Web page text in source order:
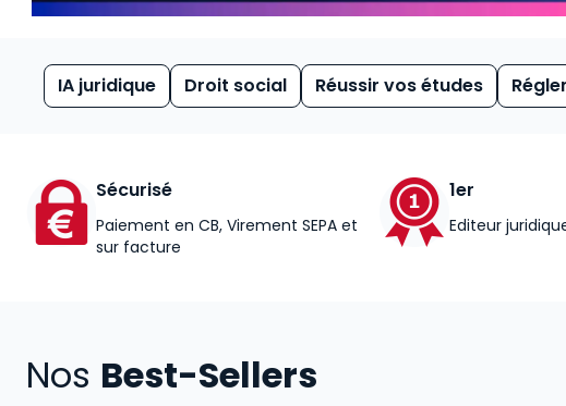
IA juridique Droit social Réussir vos études
Sécurisé
Paiement en CB, Virement SEPA et
sur facture
1er
Editeur
Nos Best-Sellers